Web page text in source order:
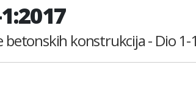
konstrukcija - Dio 1-